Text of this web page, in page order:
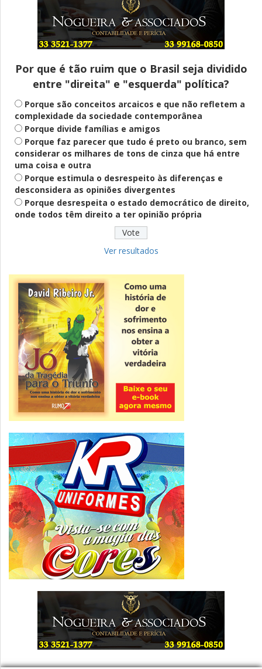
Entenda
Pix Pensão Alimentícia: entenda o que é
e como solicitar
Saúde Mental
Plataforma oferece escuta em saúde
mental para jovens no SUS Digital
Definido
PT lança Patrus Ananias como candidato
ao governo de Minas Gerais
Fies: pré-selecionados têm até terça
para complementar informações
Novidade
CNPJ alfanumérico começa a ser emitido
nesta sexta
ver todas »
Por que é tão ruim que o Brasil seja dividido
entre "direita" e "esquerda" política?
Porque são conceitos arcaicos e que não refletem a
complexidade da sociedade contemporânea
Porque divide famílias e amigos
Porque faz parecer que tudo é preto ou branco, sem
considerar os milhares de tons de cinza que há entre
uma coisa e outra
Porque estimula o desrespeito às diferenças e
desconsidera as opiniões divergentes
Porque desrespeita o estado democrático de direito,
onde todos têm direito a ter opinião própria
Ver resultados